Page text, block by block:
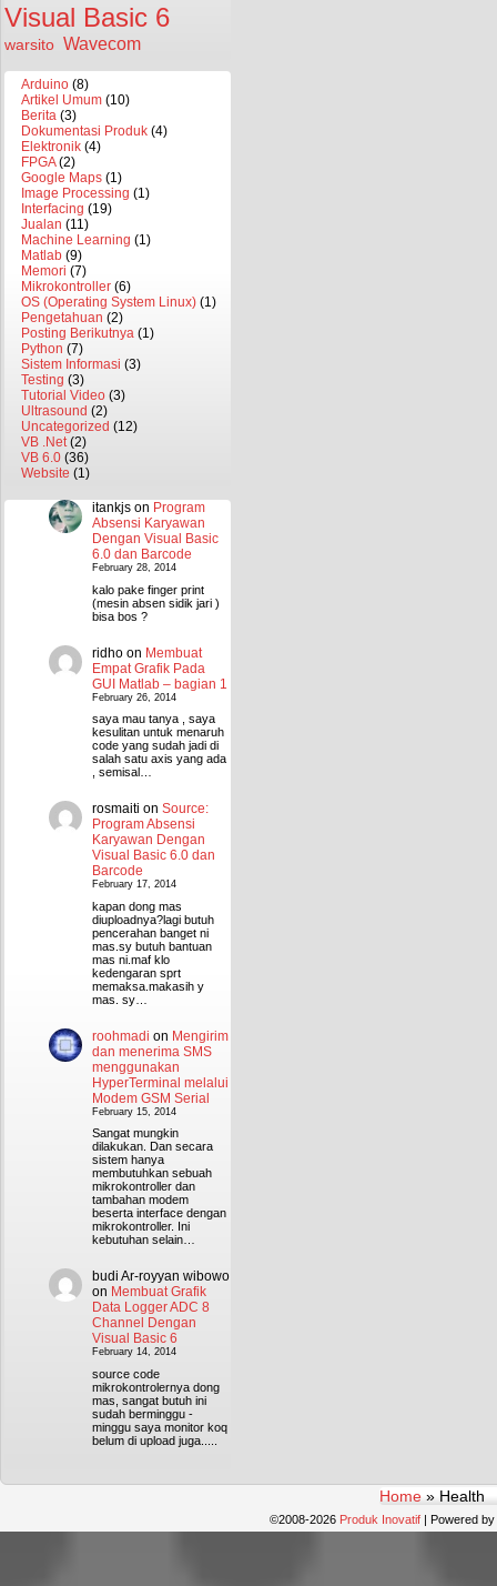
Visual Basic 6
warsito Wavecom
Arduino (8)
Artikel Umum (10)
Berita (3)
Dokumentasi Produk (4)
Elektronik (4)
FPGA(2)
Google Maps (1)
Image Processing (1)
Interfacing (19)
Jualan (11)
Machine Learning (1)
Matlab (9)
Memori (7)
Mikrokontroller (6)
OS (Operating System Linux) (1)
Pengetahuan (2)
Posting Berikutnya (1)
Python (7)
Sistem Informasi (3)
Testing (3)
Tutorial Video (3)
Ultrasound (2)
Uncategorized (12)
VB .Net(2)
VB 6.0 (36)
Website (1)
itankjs on Program
Absensi Karyawan
Dengan Visual Basic
6.0 dan Barcode
February 28, 2014
kalo pake finger print
(mesin absen sidik jari )
bisa bos ?
ridho on Membuat
Empat Grafik Pada
GUI Matlab – bagian 1
February 26, 2014
saya mau tanya , saya
kesulitan untuk menaruh
code yang sudah jadi di
salah satu axis yang ada
, semisal…
rosmaiti on Source:
Program Absensi
Karyawan Dengan
Visual Basic 6.0 dan
Barcode
February 17, 2014
kapan dong mas
diuploadnya?lagi butuh
pencerahan banget ni
mas.sy butuh bantuan
mas ni.maf klo
kedengaran sprt
memaksa.makasih y
mas. sy…
roohmadi on Mengirim
dan menerima SMS
menggunakan
HyperTerminal melalui
Modem GSM Serial
February 15, 2014
Sangat mungkin
dilakukan. Dan secara
sistem hanya
membutuhkan sebuah
mikrokontroller dan
tambahan modem
beserta interface dengan
mikrokontroller. Ini
kebutuhan selain…
budi Ar-royyan wibowo
on Membuat Grafik
Data Logger ADC 8
Channel Dengan
Visual Basic 6
February 14, 2014
source code
mikrokontrolernya dong
mas, sangat butuh ini
sudah berminggu -
minggu saya monitor koq
belum di upload juga.....
Home » Health
©2008-2026 Produk Inovatif | Powered by